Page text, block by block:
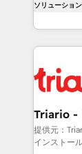
detailed
TCO. As a trusted extension of your team, we
believe in
business
business.
Frog is a
decade
for driving
our
their
Blue Frog
way for customers!" -
ソリューショ
Triario -
提供元：
インストー